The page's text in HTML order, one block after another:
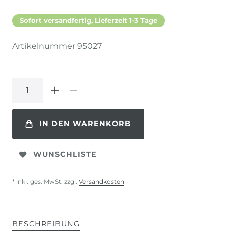
Sofort versandfertig, Lieferzeit 1-3 Tage
Artikelnummer 95027
IN DEN WARENKORB
WUNSCHLISTE
* inkl. ges. MwSt. zzgl. Versandkosten
BESCHREIBUNG